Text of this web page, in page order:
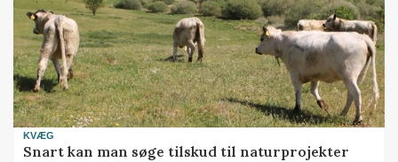
KVÆG
Snart kan man søge tilskud til naturprojekter